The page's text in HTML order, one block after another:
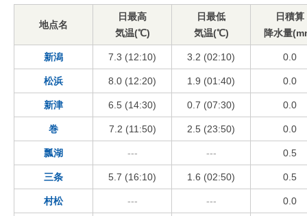
地点名
日最高
気温(℃)
日最低
気温(℃)
日積算
降水量
新潟 7.3 (12:10) 3.2 (02:10) 0.0
松浜 8.0 (12:20) 1.9 (01:40) 0.0
新津 6.5 (14:30) 0.7 (07:30) 0.0
巻 7.2 (11:50) 2.5 (23:50) 0.0
瓢湖 --- --- 0.5
三条 5.7 (16:10) 1.6 (02:50) 0.5
村松 --- --- 0.0